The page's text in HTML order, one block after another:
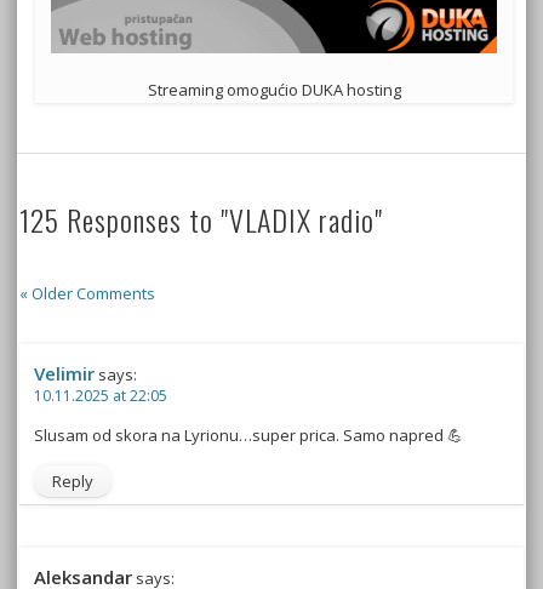
Streaming omogućio DUKA hosting
125 Responses to "VLADIX radio"
« Older Comments
Velimir says:
10.11.2025 at 22:05
Slusam od skora na Lyrionu…super prica. Samo napred 💪
Reply
Aleksandar says: